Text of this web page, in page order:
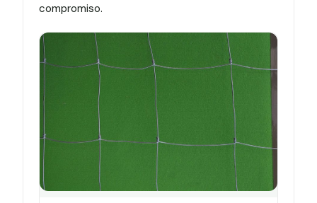
compromiso.